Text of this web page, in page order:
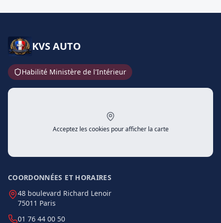
KVS AUTO
Habilité Ministère de l'Intérieur
Acceptez les cookies pour afficher la carte
COORDONNÉES ET HORAIRES
48 boulevard Richard Lenoir
75011 Paris
01 76 44 00 50